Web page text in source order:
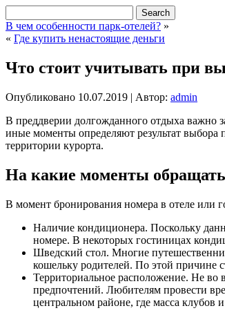
В чем особенности парк-отелей? »
« Где купить ненастоящие деньги
Что стоит учитывать при
Опубликовано 10.07.2019 | Автор: admin
В преддверии долгожданного отдыха важно
иные моменты определяют результат
территории курорта.
На какие моменты
В момент бронирования номера в отеле или
Наличие кондиционера. Поскольку
номере. В некоторых гостиницах
Шведский стол. Многие
кошельку родителей. По этой причине
Территориальное расположение. Не во
предпочтений. Любителям провести
центральном районе, где масса клубов